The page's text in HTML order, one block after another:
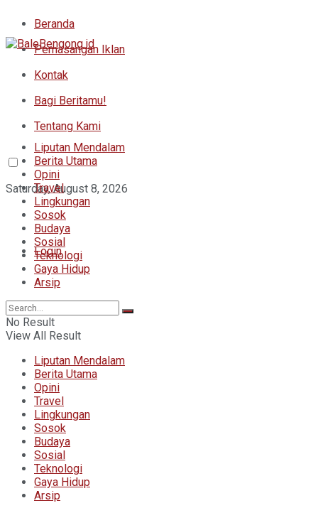
Beranda
Pemasangan Iklan
Kontak
Bagi Beritamu!
Tentang Kami
Saturday, August 8, 2026
Login
Liputan Mendalam
Berita Utama
Opini
Travel
Lingkungan
Sosok
Budaya
Sosial
Teknologi
Gaya Hidup
Arsip
No Result
View All Result
Liputan Mendalam
Berita Utama
Opini
Travel
Lingkungan
Sosok
Budaya
Sosial
Teknologi
Gaya Hidup
Arsip